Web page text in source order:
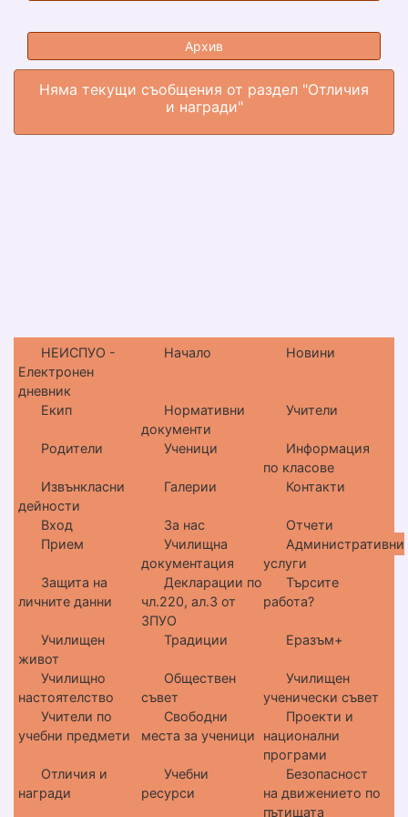
Архив
Няма текущи съобщения от раздел "Отличия
и награди"
НЕИСПУО -
Електронен
дневник
Начало Новини
Екип
Нормативни
документи
Учители
Родители Ученици
Информация
по класове
Извънкласни
дейности
Галерии Контакти
Вход За нас
Отчети
Прием
Училищна
документация
Административни
услуги
Защита на
личните данни
Декларации по
чл.220, ал.3 от
ЗПУО
Търсите
работа?
Училищен
живот
Традиции Еразъм+
Училищно
настоятелство
Обществен
съвет
Училищен
ученически съвет
Учители по
учебни предмети
Свободни
места за ученици
Проекти и
национални
програми
Отличия и
награди
Учебни
ресурси
Безопасност
на движението по
пътищата